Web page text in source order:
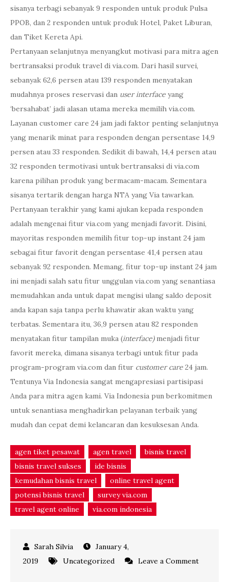
sisanya terbagi sebanyak 9 responden untuk produk Pulsa
PPOB, dan 2 responden untuk produk Hotel, Paket Liburan,
dan Tiket Kereta Api.
Pertanyaan selanjutnya menyangkut motivasi para mitra agen
bertransaksi produk travel di via.com. Dari hasil survei,
sebanyak 62,6 persen atau 139 responden menyatakan
mudahnya proses reservasi dan user interface yang
‘bersahabat’ jadi alasan utama mereka memilih via.com.
Layanan customer care 24 jam jadi faktor penting selanjutnya
yang menarik minat para responden dengan persentase 14,9
persen atau 33 responden. Sedikit di bawah, 14,4 persen atau
32 responden termotivasi untuk bertransaksi di via.com
karena pilihan produk yang bermacam-macam. Sementara
sisanya tertarik dengan harga NTA yang Via tawarkan.
Pertanyaan terakhir yang kami ajukan kepada responden
adalah mengenai fitur via.com yang menjadi favorit. Disini,
mayoritas responden memilih fitur top-up instant 24 jam
sebagai fitur favorit dengan persentase 41,4 persen atau
sebanyak 92 responden. Memang, fitur top-up instant 24 jam
ini menjadi salah satu fitur unggulan via.com yang senantiasa
memudahkan anda untuk dapat mengisi ulang saldo deposit
anda kapan saja tanpa perlu khawatir akan waktu yang
terbatas. Sementara itu, 36,9 persen atau 82 responden
menyatakan fitur tampilan muka (interface) menjadi fitur
favorit mereka, dimana sisanya terbagi untuk fitur pada
program-program via.com dan fitur customer care 24 jam.
Tentunya Via Indonesia sangat mengapresiasi partisipasi
Anda para mitra agen kami. Via Indonesia pun berkomitmen
untuk senantiasa menghadirkan pelayanan terbaik yang
mudah dan cepat demi kelancaran dan kesuksesan Anda.
agen tiket pesawat agen travel
bisnis travel
bisnis travel sukses
ide bisnis
kemudahan bisnis travel
online travel agent
potensi bisnis travel
survey via.com
travel agent online
via.com indonesia
January 4,
2019
Uncategorized
Leave a Comment